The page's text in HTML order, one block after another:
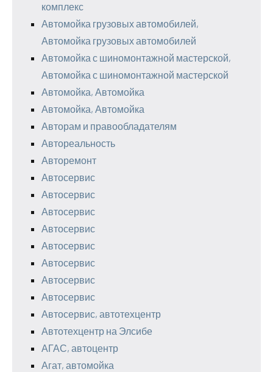
комплекс
Автомойка грузовых автомобилей,
Автомойка грузовых автомобилей
Автомойка с шиномонтажной мастерской,
Автомойка с шиномонтажной мастерской
Автомойка, Автомойка
Автомойка, Автомойка
Авторам и правообладателям
Автореальность
Авторемонт
Автосервис
Автосервис
Автосервис
Автосервис
Автосервис
Автосервис
Автосервис
Автосервис
Автосервис, автотехцентр
Автотехцентр на Элсибе
АГАС, автоцентр
Агат, автомойка